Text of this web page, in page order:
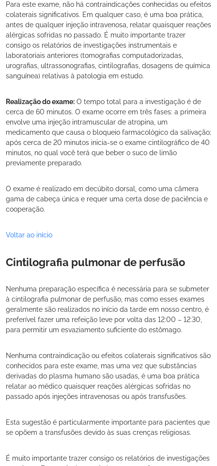
Para este exame, não há contraindicações conhecidas ou efeitos
colaterais significativos. Em qualquer caso, é uma boa prática,
antes de qualquer injeção intravenosa, relatar quaisquer reações
alérgicas sofridas no passado. É muito importante trazer
consigo os relatórios de investigações instrumentais e
laboratoriais anteriores (tomografias computadorizadas,
urografias, ultrassonografias, cintilografias, dosagens de química
sanguínea) relativas à patologia em estudo.
Realização do exame: O tempo total para a investigação é de
cerca de 60 minutos. O exame ocorre em três fases: a primeira
envolve uma injeção intramuscular de atropina, um
medicamento que causa o bloqueio farmacológico da salivação;
após cerca de 20 minutos inicia-se o exame cintilográfico de 40
minutos, no qual você terá que beber o suco de limão
previamente preparado.
O exame é realizado em decúbito dorsal, como uma câmera
gama de cabeça única e requer uma certa dose de paciência e
cooperação.
Voltar ao início
Cintilografia pulmonar de perfusão
Nenhuma preparação específica é necessária para se submeter
à cintilografia pulmonar de perfusão, mas como esses exames
geralmente são realizados no início da tarde em nosso centro, é
preferível fazer uma refeição leve por volta das 12:00 – 12:30,
para permitir um esvaziamento suficiente do estômago.
Nenhuma contraindicação ou efeitos colaterais significativos são
conhecidos para este exame, mas uma vez que substâncias
derivadas do plasma humano são usadas, é uma boa prática
relatar ao médico quaisquer reações alérgicas sofridas no
passado após injeções intravenosas ou após transfusões.
Esta sugestão é particularmente importante para pacientes que
se opõem a transfusões devido às suas crenças religiosas.
É muito importante trazer consigo os relatórios de investigações